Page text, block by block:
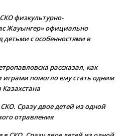
физкультурно-
Жауынгер» официально
детьми с особенностями в
рассказал, как
помогло ему стать одним
Сразу двое детей из одной
отравления